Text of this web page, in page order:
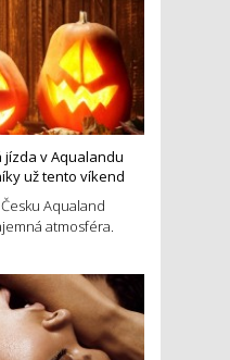
v Aqualandu
už tento víkend
Aqualand
atmosféra.